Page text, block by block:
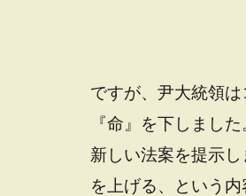
ですが、尹大統領
『命』を下しまし
新しい法案を提示
を上げる、という